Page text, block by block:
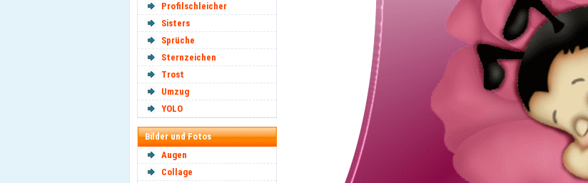
Profilschleicher
Sisters
Sprüche
Sternzeichen
Trost
Umzug
YOLO
Bilder und Fotos
Augen
Collage